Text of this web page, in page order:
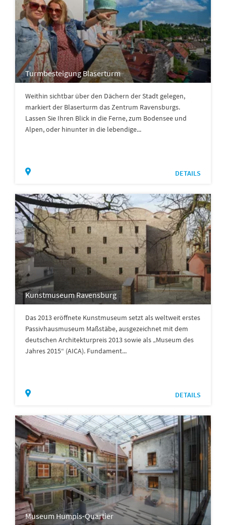
Turmbesteigung Blaserturm
Weithin sichtbar über den Dächern der Stadt gelegen,
markiert der Blaserturm das Zentrum Ravensburgs.
Lassen Sie Ihren Blick in die Ferne, zum Bodensee und
Alpen, oder hinunter in die lebendige...
DETAILS
Kunstmuseum Ravensburg
Das 2013 eröffnete Kunstmuseum setzt als weltweit erstes
Passivhausmuseum Maßstäbe, ausgezeichnet mit dem
deutschen Architekturpreis 2013 sowie als „Museum des
Jahres 2015“ (AICA). Fundament...
DETAILS
Museum Humpis-Quartier